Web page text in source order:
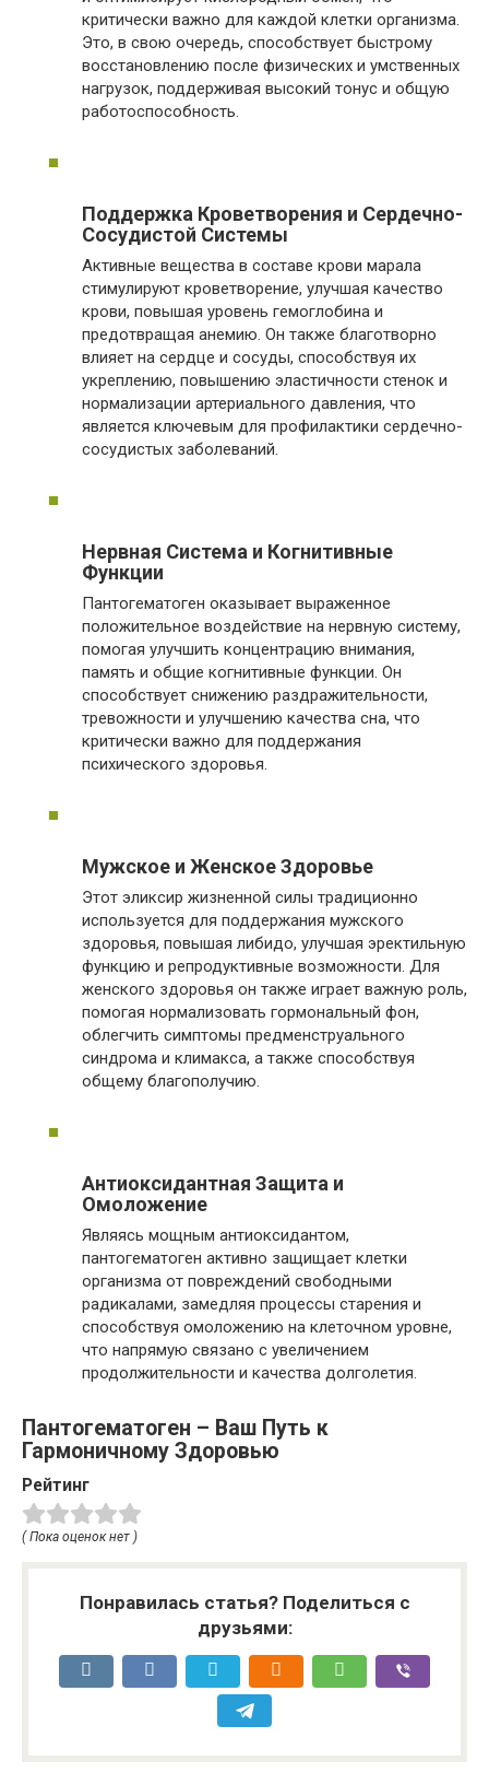
критически важно для каждой клетки организма.
Это, в свою очередь, способствует быстрому
восстановлению после физических и умственных
нагрузок, поддерживая высокий тонус и общую
работоспособность.
Поддержка Кроветворения и Сердечно-
Сосудистой Системы
Активные вещества в составе крови марала
стимулируют кроветворение, улучшая качество
крови, повышая уровень гемоглобина и
предотвращая анемию. Он также благотворно
влияет на сердце и сосуды, способствуя их
укреплению, повышению эластичности стенок и
нормализации артериального давления, что
является ключевым для профилактики сердечно-
сосудистых заболеваний.
Нервная Система и Когнитивные
Функции
Пантогематоген оказывает выраженное
положительное воздействие на нервную систему,
помогая улучшить концентрацию внимания,
память и общие когнитивные функции. Он
способствует снижению раздражительности,
тревожности и улучшению качества сна, что
критически важно для поддержания
психического здоровья.
Мужское и Женское Здоровье
Этот эликсир жизненной силы традиционно
используется для поддержания мужского
здоровья, повышая либидо, улучшая эректильную
функцию и репродуктивные возможности. Для
женского здоровья он также играет важную роль,
помогая нормализовать гормональный фон,
облегчить симптомы предменструального
синдрома и климакса, а также способствуя
общему благополучию.
Антиоксидантная Защита и
Омоложение
Являясь мощным антиоксидантом,
пантогематоген активно защищает клетки
организма от повреждений свободными
радикалами, замедляя процессы старения и
способствуя омоложению на клеточном уровне,
что напрямую связано с увеличением
продолжительности и качества долголетия.
Пантогематоген – Ваш Путь к
Гармоничному Здоровью
Рейтинг
( Пока оценок нет )
Понравилась статья? Поделиться с
друзьями: